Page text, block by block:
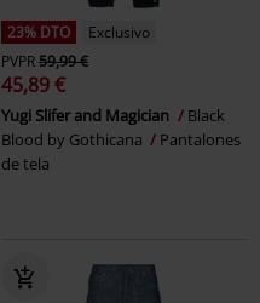
23% DTO
Exclusivo
PVPR59,99 €
45,89 €
Yugi Slifer and Magician
Black
Blood by Gothicana
Pantalones
de tela